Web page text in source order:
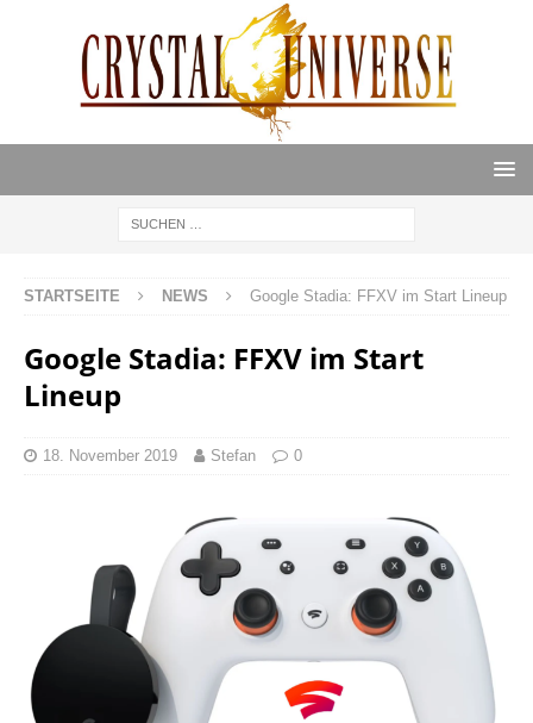
STARTSEITE NEWS Google Stadia: FFXV im Start Lineup
Google Stadia: FFXV im Start
Lineup
18. November 2019 Stefan 0